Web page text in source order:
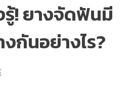
! ยางจัดฟันมี
กันอย่างไร?